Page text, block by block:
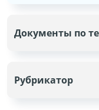
Документы по
Рубрикатор